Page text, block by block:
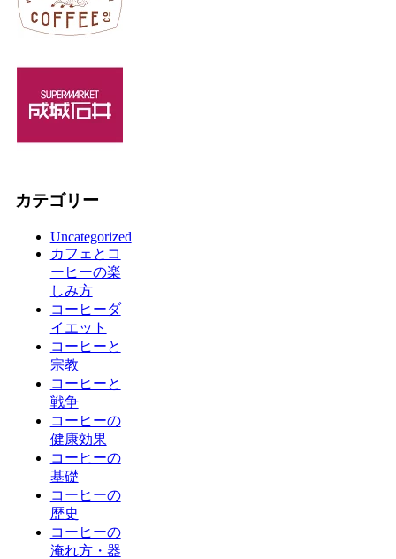
カテゴリー
Uncategorized
カフェとコ
ーヒーの楽
しみ方
コーヒーダ
イエット
コーヒーと
宗教
コーヒーと
戦争
コーヒーの
健康効果
コーヒーの
基礎
コーヒーの
歴史
コーヒーの
淹れ方・器